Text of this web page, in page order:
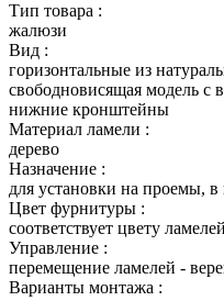
Тип товара :
жалюзи
Вид :
горизонтальные из
свободновисящая модель с
нижние кронштейны
Материал ламели :
дерево
Назначение :
для установки на проемы,
Цвет фурнитуры :
соответствует цвету ламелей
Управление :
перемещение ламелей -
Варианты монтажа :